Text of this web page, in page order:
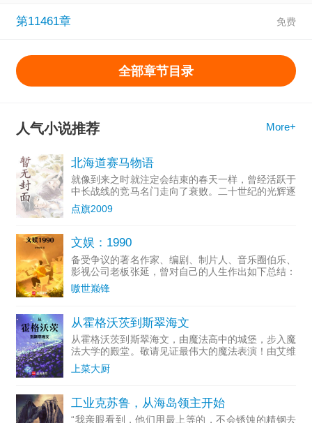
第11461章
全部章节目录
人气小说推荐 More+
北海道赛马物语
就像到来之时就注定会结束的春天一样，曾经活跃于
中长战线的竞马名门走向了衰败。二十世纪的光辉逐
渐淡去，...
点旗2009
文娱：1990
备受争议的著名作家、编剧、制片人、音乐圈伯乐、
影视公司老板张延，曾对自己的人生作出如下总结：
一个投...
嗷世巅锋
从霍格沃茨到斯翠海文
从霍格沃茨到斯翠海文，由魔法高中的城堡，步入魔
法大学的殿堂。敬请见证最伟大的魔法表演！由艾维
·杜姆...
上菜大厨
工业克苏鲁，从海岛领主开始
“我亲眼看到，他们用最上等的，不会锈蚀的精钢去